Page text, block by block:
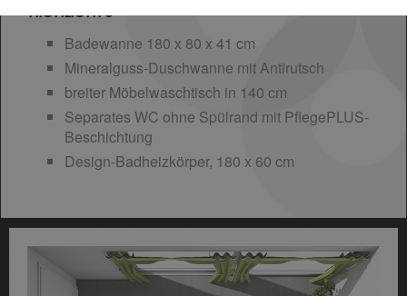
HIGHLIGHTS
Badewanne 180 x 80 x 41 cm
Mineralguss-Duschwanne mit Antirutsch
breiter Möbelwaschtisch in 140 cm
Separates WC ohne Spülrand mit PflegePLUS-
Beschichtung
Design-Badheizkörper, 180 x 60 cm